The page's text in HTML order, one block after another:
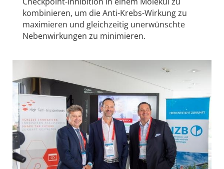
kombinieren, um die Anti-Krebs-Wirkung zu
maximieren und gleichzeitig unerwünschte
Nebenwirkungen zu minimieren.